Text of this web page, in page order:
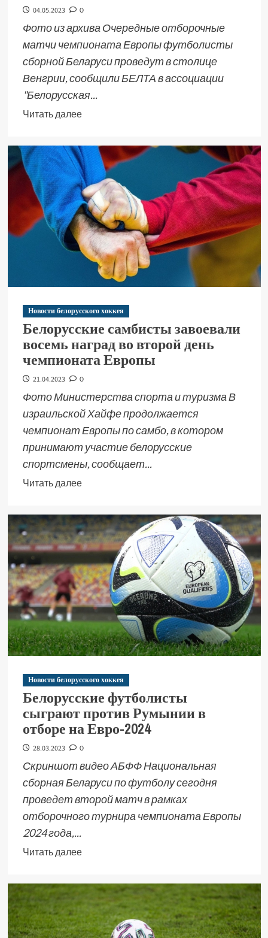
04.05.2023 0
Фото из архива Очередные отборочные
матчи чемпионата Европы футболисты
сборной Беларуси проведут в столице
Венгрии, сообщили БЕЛТА в ассоциации
"Белорусская...
Читать далее
Новости белорусского хоккея
Белорусские самбисты завоевали
восемь наград во второй день
чемпионата Европы
21.04.2023 0
Фото Министерства спорта и туризма В
израильской Хайфе продолжается
чемпионат Европы по самбо, в котором
принимают участие белорусские
спортсмены, сообщает...
Читать далее
Новости белорусского хоккея
Белорусские футболисты
сыграют против Румынии в
отборе на Евро-2024
28.03.2023 0
Скриншот видео АБФФ Национальная
сборная Беларуси по футболу сегодня
проведет второй матч в рамках
отборочного турнира чемпионата Европы
2024 года,...
Читать далее